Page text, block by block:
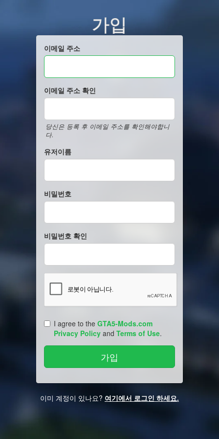
가입
이메일 주소
이메일 주소 확인
당신은 등록 후 이메일 주소를 확인해야합니
다.
유저이름
비밀번호
비밀번호 확인
I agree to the GTA5-Mods.com
Privacy Policy and Terms of Use.
이미 계정이 있나요? 여기에서 로그인 하세요.